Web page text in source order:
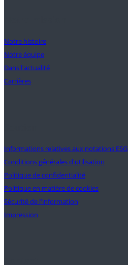
Notre histoire
Notre équipe
Dans l'actualité
Carrières
Informations relatives aux notations ESG
Conditions générales d'utilisation
Politique de confidentialité
Politique en matière de cookies
Sécurité de l'information
Impression